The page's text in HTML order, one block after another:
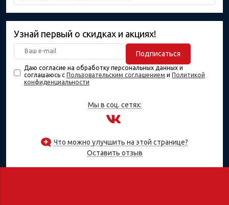
Узнай первый о скидках и акциях!
Подписаться
Даю согласие на обработку персональных данных и
соглашаюсь с Пользовательским соглашением и Политикой
конфиденциальности
Мы в соц. сетях:
Что можно улучшить на этой странице?
Оставить отзыв